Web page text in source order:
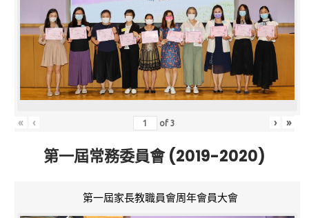
« ‹ of3 › »
第一屆常務委員會 (2019-2020)
第一屆家長教職員會周年會員大會